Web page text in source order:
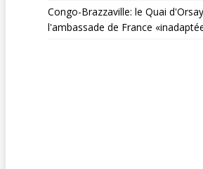
Congo-Brazzaville: le Quai
l'ambassade de France